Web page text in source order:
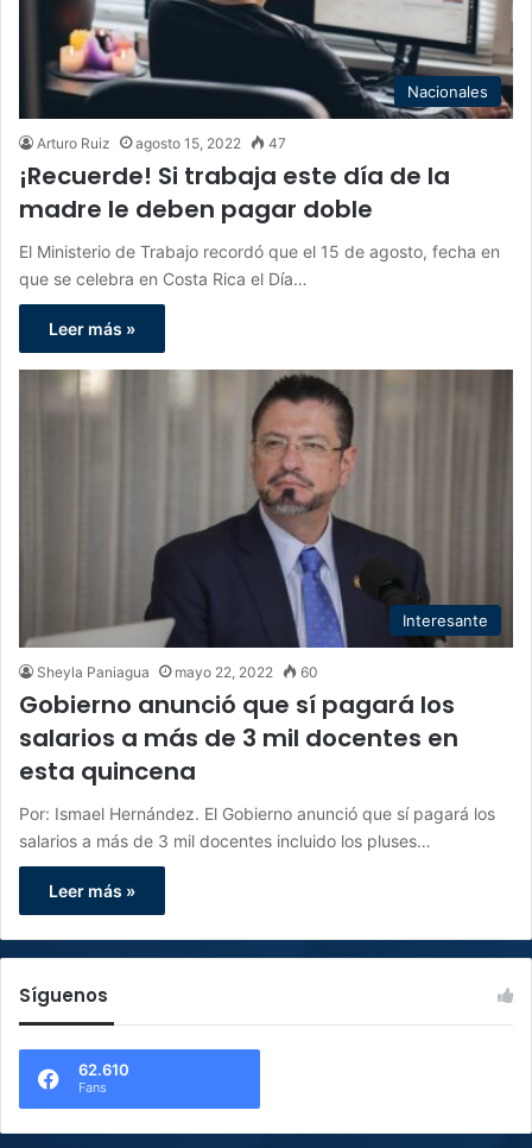
Nacionales
Arturo Ruiz agosto 15, 2022 47
¡Recuerde! Si trabaja este día de la
madre le deben pagar doble
El Ministerio de Trabajo recordó que el 15 de agosto, fecha en
que se celebra en Costa Rica el Día…
Leer más »
Interesante
Sheyla Paniagua mayo 22, 2022 60
Gobierno anunció que sí pagará los
salarios a más de 3 mil docentes en
esta quincena
Por: Ismael Hernández. El Gobierno anunció que sí pagará los
salarios a más de 3 mil docentes incluido los pluses…
Leer más »
Síguenos
62.610
Fans